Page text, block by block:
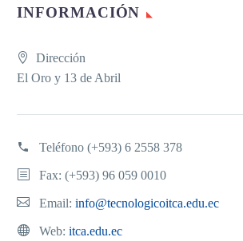
INFORMACIÓN
Dirección
El Oro y 13 de Abril
Teléfono (+593) 6 2558 378
Fax: (+593) 96 059 0010
Email: info@tecnologicoitca.edu.ec
Web: itca.edu.ec